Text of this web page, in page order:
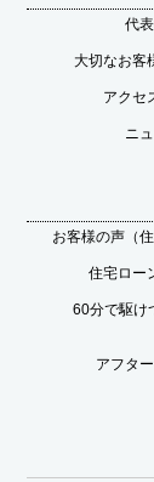
代
大切なお客
アクセ
ニ
お客様の声（
住宅ロー
60分で駆け
アフタ